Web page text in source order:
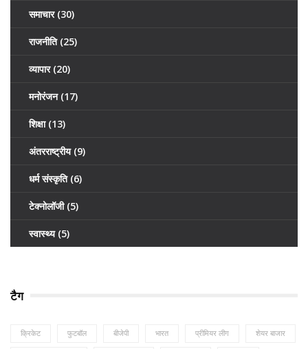
समाचार (30)
राजनीति (25)
व्यापार (20)
मनोरंजन (17)
शिक्षा (13)
अंतरराष्ट्रीय (9)
धर्म संस्कृति (6)
टेक्नोलॉजी (5)
स्वास्थ्य (5)
टैग
क्रिकेट फुटबॉल बीजेपी भारत प्रीमियर लीग शेयर बाजार